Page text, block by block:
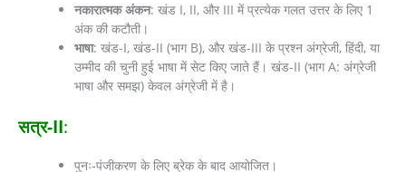
नकारात्मक अंकन: खंड I, II, और III में प्रत्येक गलत उत्तर के लिए 1
अंक की कटौती।
भाषा: खंड-I, खंड-II (भाग B), और खंड-III के प्रश्न अंग्रेजी, हिंदी, या
उम्मीद की चुनी हुई भाषा में सेट किए जाते हैं। खंड-II (भाग A: अंग्रेजी
भाषा और समझ) केवल अंग्रेजी में है।
सत्र-II:
पुनः-पंजीकरण के लिए ब्रेक के बाद आयोजित।